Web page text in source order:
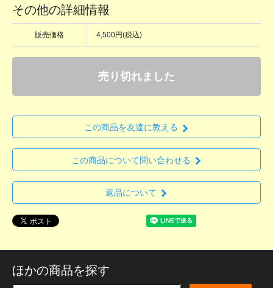
その他の詳細情報
販売価格 4,500円(税込)
売り切れました
この商品を友達に教える
この商品について問い合わせる
返品について
ほかの商品を探す